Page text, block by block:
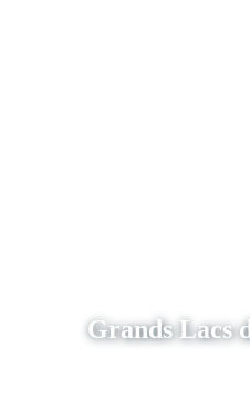
Grands Lacs